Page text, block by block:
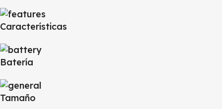
Características
Batería
Tamaño